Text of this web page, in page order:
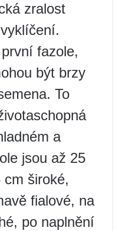
zralost
fazole,
být brzy
To
a
jsou až 25
cm široké,
fialové, na
po naplnění